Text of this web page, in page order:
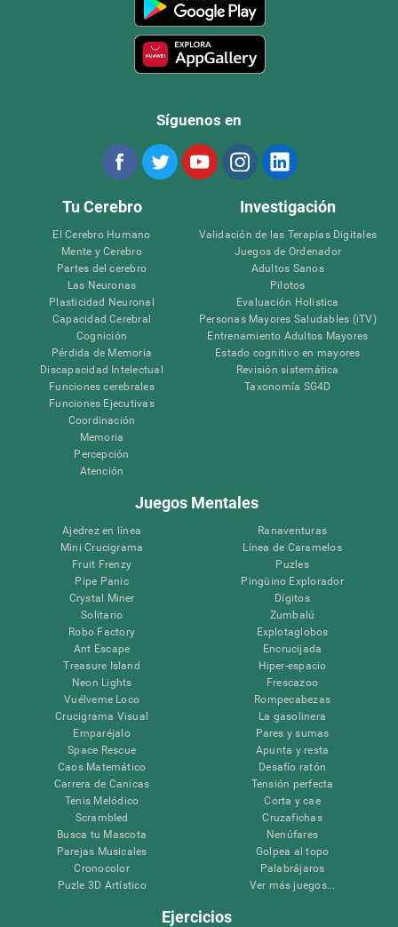
Síguenos en
Tu Cerebro
El Cerebro Humano
Mente y Cerebro
Partes del cerebro
Las Neuronas
Plasticidad Neuronal
Capacidad Cerebral
Cognición
Pérdida de Memoria
Discapacidad Intelectual
Funciones cerebrales
Funciones Ejecutivas
Coordinación
Memoria
Percepción
Atención
Investigación
Validación de las Terapias Digitales
Juegos de Ordenador
Adultos Sanos
Pilotos
Evaluación Holistica
Personas Mayores Saludables (iTV)
Entrenamiento Adultos Mayores
Estado cognitivo en mayores
Revisión sistemática
Taxonomía SG4D
Juegos Mentales
Ajedrez en línea
Mini Crucigrama
Fruit Frenzy
Pipe Panic
Crystal Miner
Solitario
Robo Factory
Ant Escape
Treasure Island
Neon Lights
Vuélveme Loco
Crucigrama Visual
Emparéjalo
Space Rescue
Caos Matemático
Carrera de Canicas
Tenis Melódico
Scrambled
Busca tu Mascota
Parejas Musicales
Cronocolor
Puzle 3D Artístico
Ranaventuras
Línea de Caramelos
Puzles
Pingüino Explorador
Dígitos
Zumbalú
Explotaglobos
Encrucijada
Hiper-espacio
Frescazoo
Rompecabezas
La gasolinera
Pares y sumas
Apunta y resta
Desafío ratón
Tensión perfecta
Corta y cae
Cruzafichas
Nenúfares
Golpea al topo
Palabrájaros
Ver más juegos...
Ejercicios